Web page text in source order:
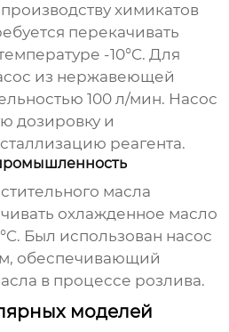
химикатов
перекачивать
-10°C. Для
из нержавеющей
100 л/мин. Насос
дозировку и
реагента.
масла
охлажденное масло
Был использован насос
обеспечивающий
в процессе розлива.
моделей